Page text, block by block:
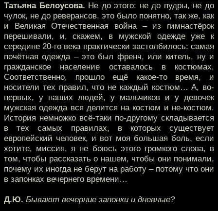
Татьяна Белоусова. Не до этого: не до пудры, не до
чулок, не до реверансов, это было понятно, так же, как
и Великая Отечественная война – из гимнастёрок
перешивали, и, скажем, в мужской одежде уже к
середине 20-го века практически застолбилось: самая
почётная одежда – это был френч, или китель, ну и
гражданское население оставалось в костюмах.
Соответственно, прошло ещё какое-то время, и
носители тех правил, что не каждый костюм… А, во-
первых, у наших людей, у мальчиков и у девочек
мужская одежда вся делится на костюм и не-костюм.
История немножко всё-таки по-другому складывается
в тех самых правилах, в которых существует
европейский человек, и вот моя большая боль, если
хотите, миссия, я не боюсь этого громкого слова, в
том, чтобы рассказать о нашем, чтобы они понимали,
почему их иногда не берут на работу – потому что они
в запонках вечернего времени…
Д.Ю. Бывают вечерние запонки и дневные?